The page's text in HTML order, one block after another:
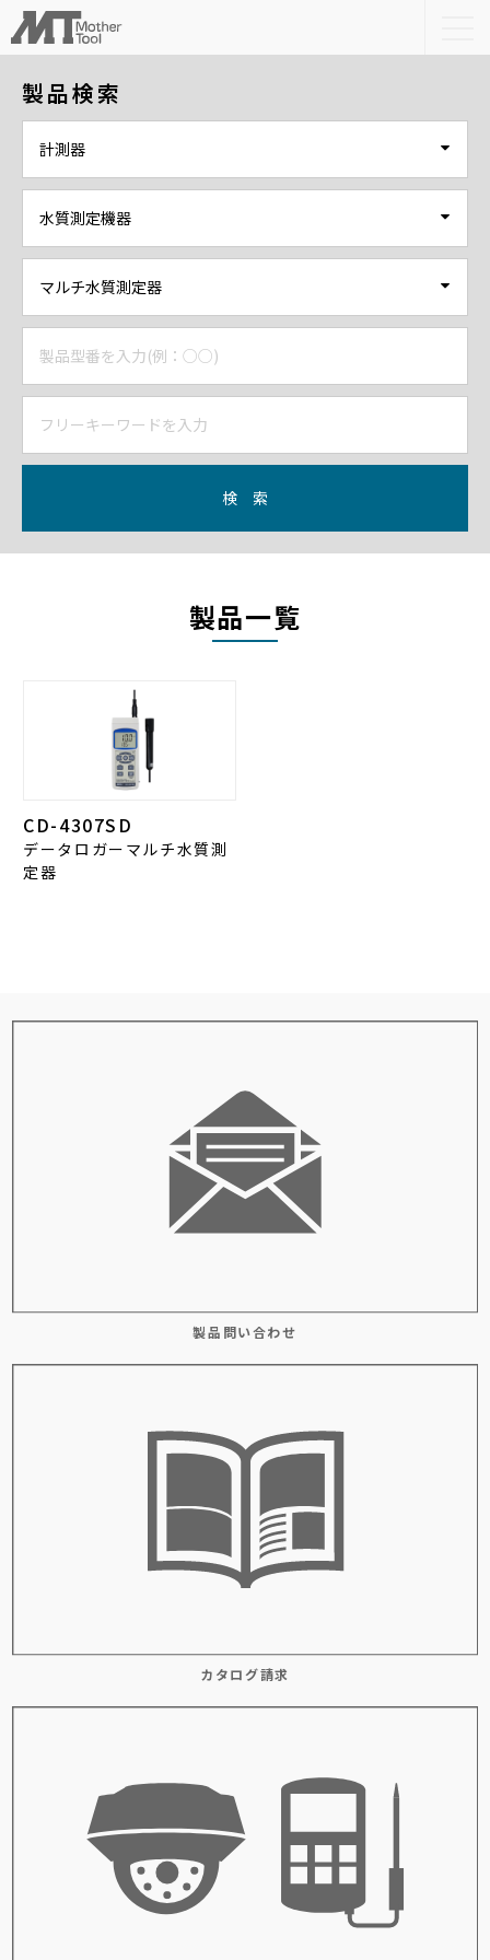
製品検索
検 索
製品一覧
CD-4307SD
データロガーマルチ水質測
定器
製品問い合わせ
カタログ請求